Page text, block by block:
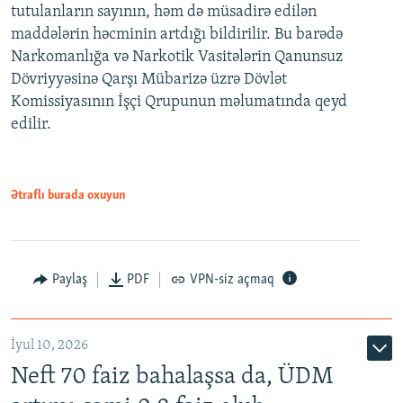
tutulanların sayının, həm də müsadirə edilən
maddələrin həcminin artdığı bildirilir. Bu barədə
Narkomanlığa və Narkotik Vasitələrin Qanunsuz
Dövriyyəsinə Qarşı Mübarizə üzrə Dövlət
Komissiyasının İşçi Qrupunun məlumatında qeyd
edilir.
Ətraflı burada oxuyun
Paylaş PDF VPN-siz açmaq
İyul 10, 2026
Neft 70 faiz bahalaşsa da, ÜDM